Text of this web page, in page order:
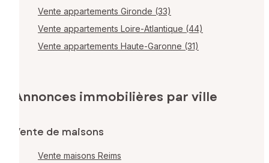
Vente appartements Gironde (33)
Vente appartements Loire-Atlantique (44)
Vente appartements Haute-Garonne (31)
Annonces immobilières par ville
Vente de maisons
Vente maisons Reims